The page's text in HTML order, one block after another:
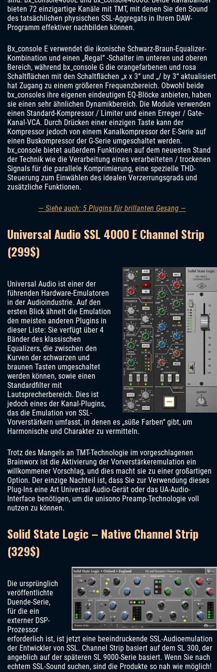
bieten 72 einzigartige Kanäle mit TMT, mit denen Sie den Sound
des tatsächlichen physischen SSL-Aggregats in Ihrem DAW-
Programm effektiver nachbilden können.
Bx_console E verwendet die ikonische Schwarz-Braun-Equalizer-
Kombination und einen „Regal“ -Schalter im unteren und oberen
Bereich, während bx_console G die orangefarbenen und rosa
Schaltflächen mit den Schaltflächen „x x 3“ und „/ by 3“ aktualisiert
hat Zugang zu einem größeren Frequenzbereich. Obwohl beide
bx_consoles ihre eigenen eindeutigen EQ-Blöcke anbieten, haben
sie einen sehr ähnlichen Dynamikbereich. Die Module verwenden
einen Standard-Kompressor / Limiter und einen Erreger / Gate-
Kanal-VCA. Durch Drücken einer einzigen Taste kann der
Kompressor jedoch von einem Kanalkompressor der E-Serie auf
einen Buskompressor der G-Serie umgeschaltet werden.
bx_console bietet außerdem Funktionen auf dem neuesten Stand
der Technik wie die Verarbeitung eines verarbeiteten / trockenen
Signals für die parallele Komprimierung, eine spezielle THD-
Steuerung zum Einwählen des idealen Verzerrungsgrads und
zusätzliche Funktionen.
— Siehe auch: 5 Plugins für brillanten Gesang —
Universal Audio SSL 4000 E Channel Strip
(299$)
Universal Audio ist einer der
führenden Hardware-Emulatoren
in der Audioindustrie. Auf den
ersten Blick ähnelt die Emulation
den meisten anderen Plugins in
dieser Liste: Sie verfügt über 4
Bänder des klassischen
Equalizers, die zwischen den
Kurven der schwarzen und
braunen Tasten umgeschaltet
werden können, sowie einen
Standardfilter mit
Lautsprecherbereich. Dies ist
jedoch eines der Kanal-Plugins,
das die Emulation von SSL-
Vorverstärkern umfasst, in denen es „süße Farben“ gibt, um
Harmonische und Charakter zu vermitteln.
Trotz des Mangels an TMT-Technologie im vorgeschlagenen
Brainworx ist die Aktivierung der Vorverstärkeremulation ein
willkommener Vorschlag, und dies macht sie zu einer großartigen
Option. Der einzige Nachteil ist, dass Sie zur Verwendung dieses
Plug-Ins eine Art Universal Audio-Gerät oder das UA-Audio-
Interface benötigen, um die unisono Preamp-Technologie voll
nutzen zu können.
Solid State Logic – Native Channel Strip
(329$)
Die ursprünglich
veröffentlichte
Duende-Serie,
für die ein
externer DSP-
Prozessor
erforderlich ist, ist jetzt eine beeindruckende SSL-Audioemulation
der Entwickler von SSL. Channel Strip basiert auf dem SL 300, der
angeblich auf der späteren SL 9000-Serie basiert. Wenn Sie nach
echtem SSL-Sound suchen, sind die Produkte so nah wie möglich!